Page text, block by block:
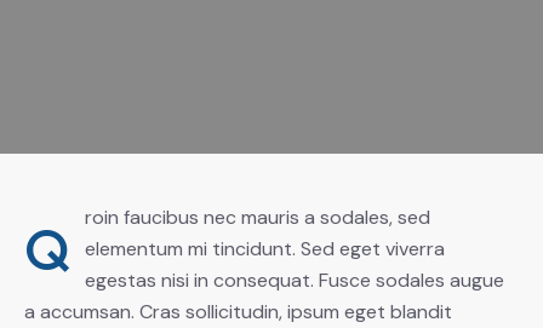
Q
roin faucibus nec mauris a sodales, sed
elementum mi tincidunt. Sed eget viverra
egestas nisi in consequat. Fusce sodales augue
a accumsan. Cras sollicitudin, ipsum eget blandit